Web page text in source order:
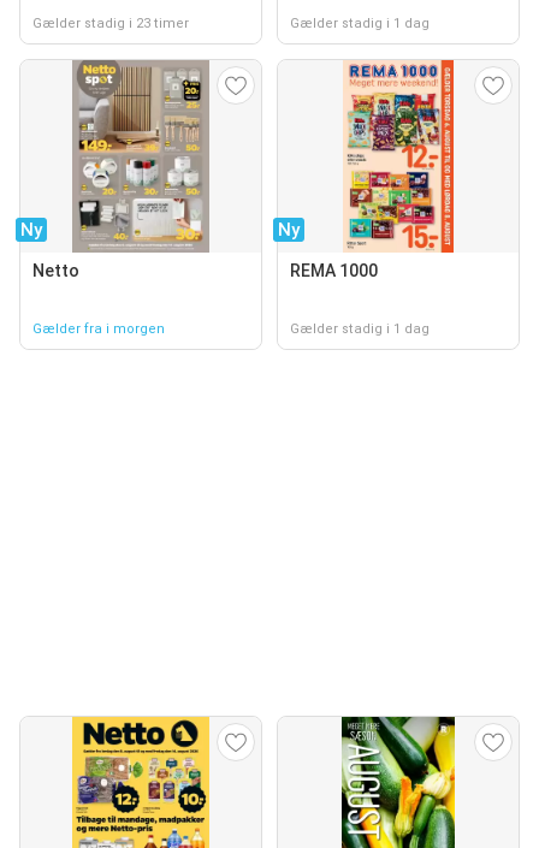
Gælder stadig i 23 timer Gælder stadig i 1 dag
Ny
Netto
Gælder fra i morgen
Ny
REMA 1000
Gælder stadig i 1 dag